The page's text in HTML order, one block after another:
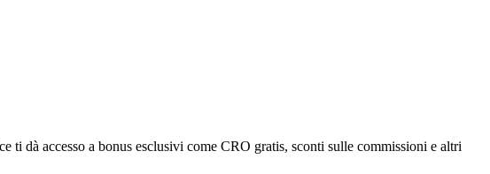
dà accesso a bonus esclusivi come CRO gratis, sconti sulle commissioni e altri